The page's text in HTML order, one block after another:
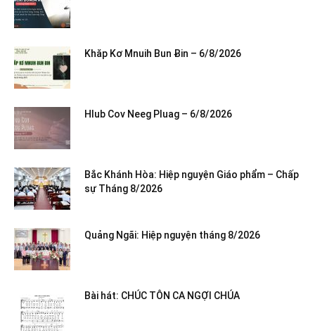
Khăp Kơ Mnuih Bun Ƀin – 6/8/2026
Hlub Cov Neeg Pluag – 6/8/2026
Bắc Khánh Hòa: Hiệp nguyện Giáo phẩm – Chấp
sự Tháng 8/2026
Quảng Ngãi: Hiệp nguyện tháng 8/2026
Bài hát: CHÚC TÔN CA NGỢI CHÚA